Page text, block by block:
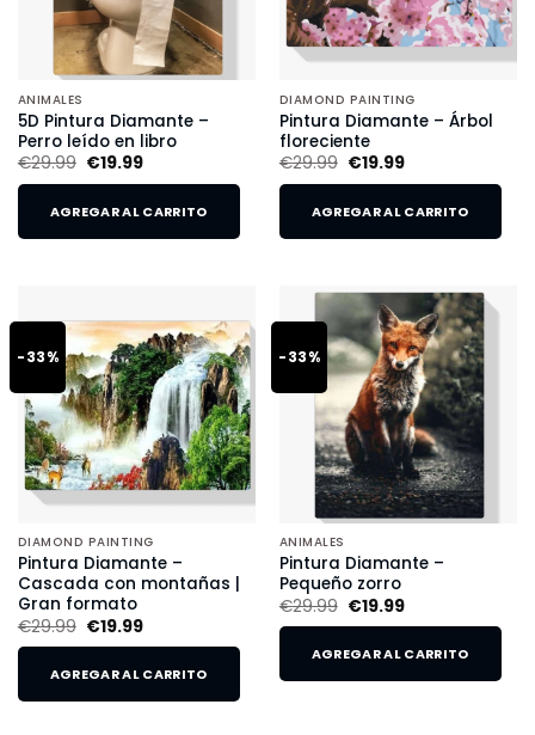
ANIMALES
5D Pintura Diamante –
Perro leído en libro
€29.99 €19.99
AGREGAR AL CARRITO
DIAMOND PAINTING
Pintura Diamante – Árbol
floreciente
€29.99 €19.99
AGREGAR AL CARRITO
-33%
DIAMOND PAINTING
Pintura Diamante –
Cascada con montañas |
Gran formato
€29.99 €19.99
AGREGAR AL CARRITO
-33%
ANIMALES
Pintura Diamante –
Pequeño zorro
€29.99 €19.99
AGREGAR AL CARRITO